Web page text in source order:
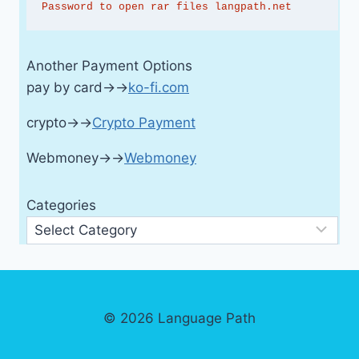
Password to open rar files langpath.net
Another Payment Options
pay by card→→ko-fi.com
crypto→→Crypto Payment
Webmoney→→Webmoney
Categories
© 2026 Language Path